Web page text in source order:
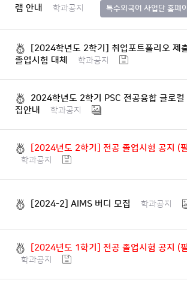
램 안내
학과공지 특수외국어 사업단 홈페
[2024학년도 2학기] 취업포트폴리오 제
졸업시험 대체
학과공지
2024학년도 2학기 PSC 전공융합 글로컬
집안내
학과공지
[2024년도 2학기] 전공 졸업시험 공지 (
학과공지
[2024-2] AIMS 버디 모집 학과공지
[2024년도 1학기] 전공 졸업시험 공지 (
학과공지